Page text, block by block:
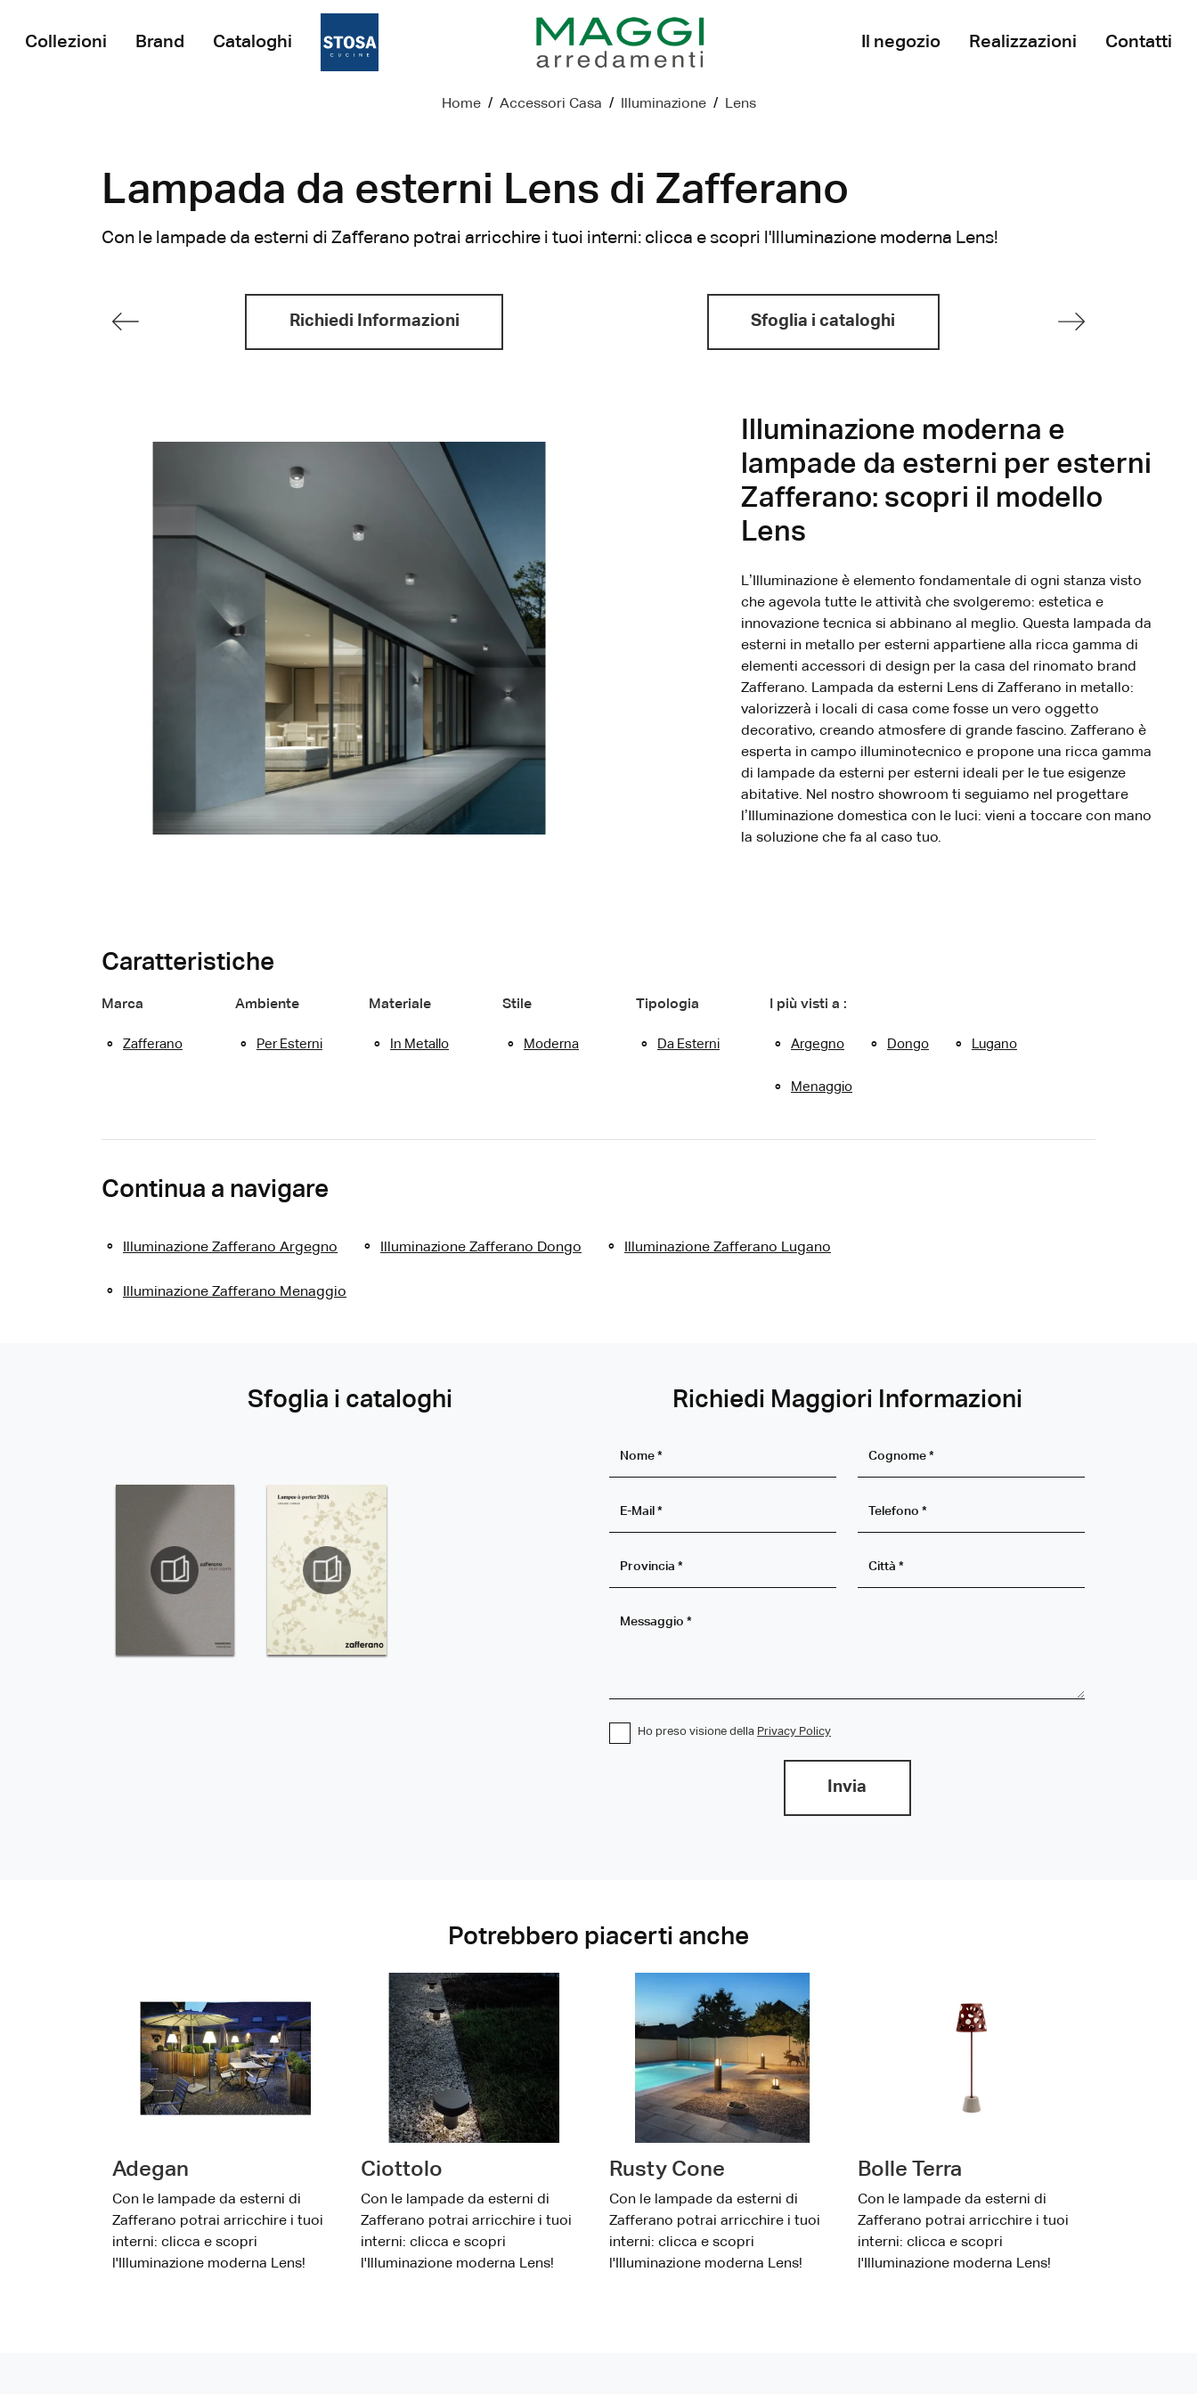
Collezioni Brand Cataloghi Il negozio Realizzazioni Contatti
Home / Accessori Casa / Illuminazione / Lens
Lampada da esterni Lens di Zafferano
Con le lampade da esterni di Zafferano potrai arricchire i tuoi interni: clicca e scopri l'Illuminazione moderna Lens!
Richiedi Informazioni Sfoglia i cataloghi
Illuminazione moderna e
lampade da esterni per esterni
Zafferano: scopri il modello
Lens
L’Illuminazione è elemento fondamentale di ogni stanza visto
che agevola tutte le attività che svolgeremo: estetica e
innovazione tecnica si abbinano al meglio. Questa lampada da
esterni in metallo per esterni appartiene alla ricca gamma di
elementi accessori di design per la casa del rinomato brand
Zafferano. Lampada da esterni Lens di Zafferano in metallo:
valorizzerà i locali di casa come fosse un vero oggetto
decorativo, creando atmosfere di grande fascino. Zafferano è
esperta in campo illuminotecnico e propone una ricca gamma
di lampade da esterni per esterni ideali per le tue esigenze
abitative. Nel nostro showroom ti seguiamo nel progettare
l’Illuminazione domestica con le luci: vieni a toccare con mano
la soluzione che fa al caso tuo.
Caratteristiche
Marca
Zafferano
Ambiente
Per Esterni
Materiale
In Metallo
Stile
Moderna
Tipologia
Da Esterni
I più visti a :
Argegno Dongo Lugano
Menaggio
Continua a navigare
Illuminazione Zafferano Argegno Illuminazione Zafferano Dongo Illuminazione Zafferano Lugano
Illuminazione Zafferano Menaggio
Sfoglia i cataloghi Richiedi Maggiori Informazioni
Ho preso visione della Privacy Policy
Invia
Potrebbero piacerti anche
Adegan
Con le lampade da esterni di
Zafferano potrai arricchire i tuoi
interni: clicca e scopri
l'Illuminazione moderna Lens!
Ciottolo
Con le lampade da esterni di
Zafferano potrai arricchire i tuoi
interni: clicca e scopri
l'Illuminazione moderna Lens!
Rusty Cone
Con le lampade da esterni di
Zafferano potrai arricchire i tuoi
interni: clicca e scopri
l'Illuminazione moderna Lens!
Bolle Terra
Con le lampade da esterni di
Zafferano potrai arricchire i tuoi
interni: clicca e scopri
l'Illuminazione moderna Lens!